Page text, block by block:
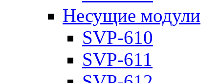
Несущие модули
SVP-610
SVP-611